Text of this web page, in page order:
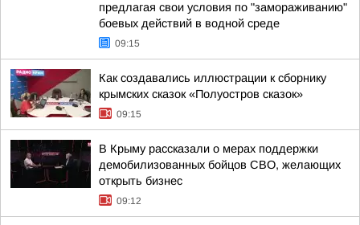
предлагая свои условия по "замораживанию"
боевых действий в водной среде
09:15
Как создавались иллюстрации к сборнику
крымских сказок «Полуостров сказок»
09:15
В Крыму рассказали о мерах поддержки
демобилизованных бойцов СВО, желающих
открыть бизнес
09:12